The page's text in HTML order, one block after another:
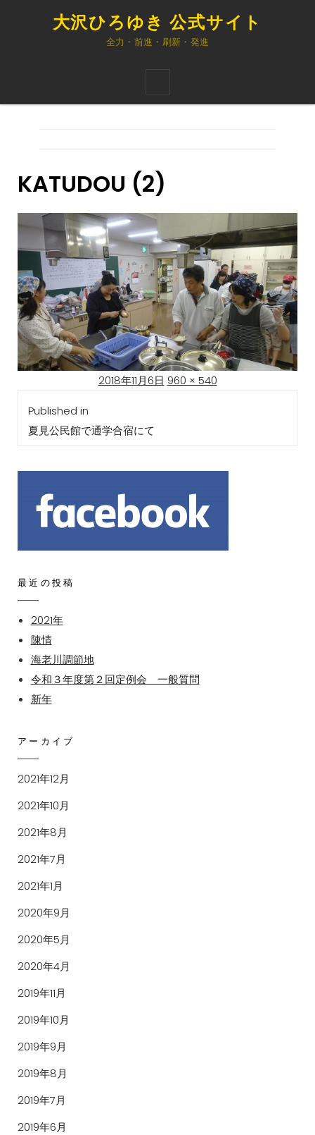
大沢ひろゆき 公式サイト
全力・前進・刷新・発進
KATUDOU (2)
Posted
2018年11月6日 Full
960 × 540
投
稿
ナ
ビ
ー
ョ
ン
Published in
夏見公民館で通学合宿にて
最近の投稿
2021年
陳情
海老川調節地
令和３年度第２回定例会 一般質問
新年
アーカイブ
2021年12月
2021年10月
2021年8月
2021年7月
2021年1月
2020年9月
2020年5月
2020年4月
2019年11月
2019年10月
2019年9月
2019年8月
2019年7月
2019年6月